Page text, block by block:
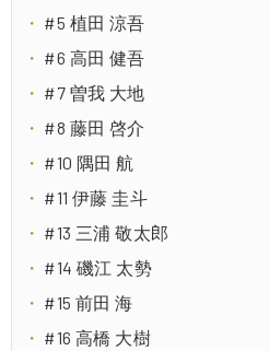
#5 植田 涼吾
#6 高田 健吾
#7 曽我 大地
#8 藤田 啓介
#10 隅田 航
#11 伊藤 圭斗
#13 三浦 敬太郎
#14 磯江 太勢
#15 前田 海
#16 高橋 大樹